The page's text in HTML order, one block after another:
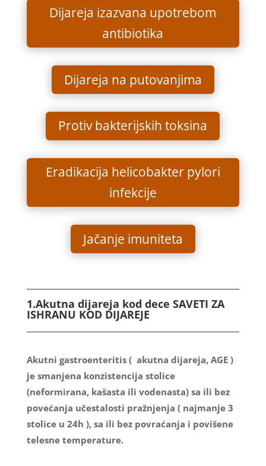
Dijareja izazvana upotrebom
antibiotika
Dijareja na putovanjima
Protiv bakterijskih toksina
Eradikacija helicobakter pylori
infekcije
Jačanje imuniteta
1.Akutna dijareja kod dece SAVETI ZA
ISHRANU KOD DIJAREJE
Akutni gastroenteritis ( akutna dijareja, AGE )
je smanjena konzistencija stolice
(neformirana, kašasta ili vodenasta) sa ili bez
povećanja učestalosti pražnjenja ( najmanje 3
stolice u 24h ), sa ili bez povraćanja i povišene
telesne temperature.